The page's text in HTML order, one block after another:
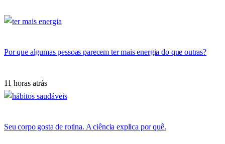
Por que algumas pessoas parecem ter mais energia do que outras?
11 horas atrás
Seu corpo gosta de rotina. A ciência explica por quê.